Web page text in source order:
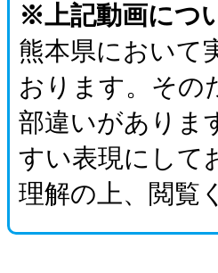
※上記動画につ
熊本県において
おります。その
部違いがありま
すい表現にして
理解の上、閲覧